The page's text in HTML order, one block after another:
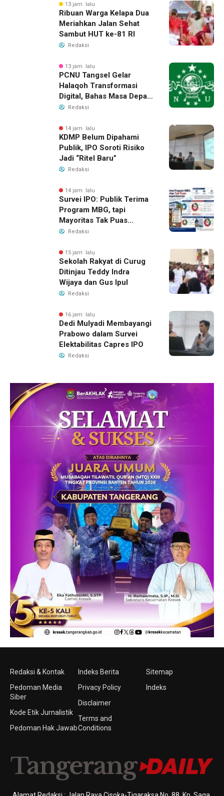
13 jam lalu
Ribuan Warga Kelapa Dua
Meriahkan Jalan Sehat
Sambut HUT ke-81 RI
Redaksi
13 jam lalu
PCNU Tangsel Gelar
Halaqoh Transformasi
Digital, Bahas Masa Depan
NU di Era Disrupsi
Redaksi
14 jam lalu
KDMP Belum Dipahami
Publik, IPO Soroti Risiko
Jadi “Ritel Baru”
Redaksi
14 jam lalu
Survei IPO: Publik Terima
Program MBG, tapi
Mayoritas Tak Puas
dengan Pengelolaannya
Redaksi
15 jam lalu
Sekolah Rakyat di Curug
Ditinjau Teddy Indra
Wijaya dan Gus Ipul
Redaksi
16 jam lalu
Dedi Mulyadi Membayangi
Prabowo dalam Survei
Elektabilitas Capres IPO
Redaksi
Redaksi & Kontak
Pedoman Media
Siber
Kode Etik Jurnalistik
Pedoman Hak Jawab
Indeks Berita
Privacy Policy
Disclaimer
Terms and
Conditions
Sitemap
Indeks